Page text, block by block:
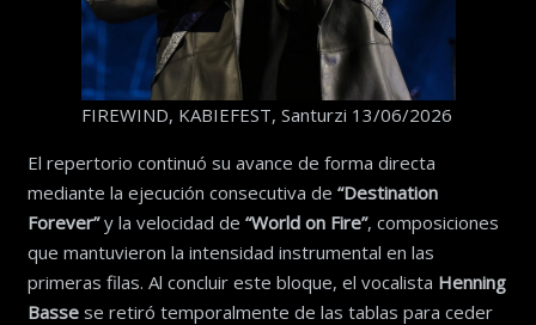
FIREWIND, KABIEFEST, Santurzi 13/06/2026
El repertorio continuó su avance de forma directa
mediante la ejecución consecutiva de “Destination
Forever”y la velocidad de “World on Fire”, composiciones
que mantuvieron la intensidad instrumental en las
primeras filas. Al concluir este bloque, el vocalista Henning
Bassese retiró temporalmente de las tablas para ceder